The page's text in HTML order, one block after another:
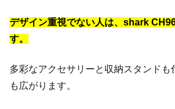
デザイン重視でない人は、shark
す。
多彩なアクセサリーと収納スタンドも
も広がります。